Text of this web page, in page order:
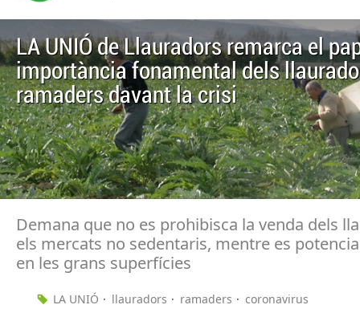
LA UNIÓ de Llauradors remarca el
importància fonamental dels
ramaders davant la crisi
Demana que no es prohibisca la venda dels
els mercats no sedentaris, mentre es
en les grans superfícies
LA UNIÓ llauradors ramaders coronavirus